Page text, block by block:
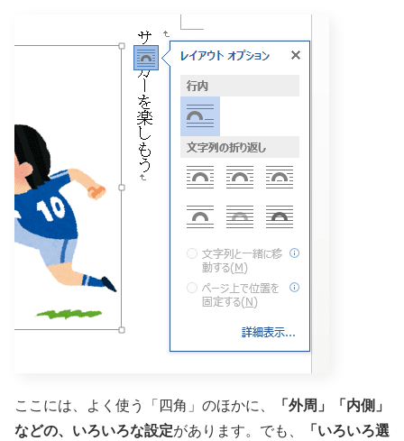
ここには、よく使う「四角」のほかに、
「外周」「内側」
などの、いろいろな設定があります。でも、
「いろいろ選